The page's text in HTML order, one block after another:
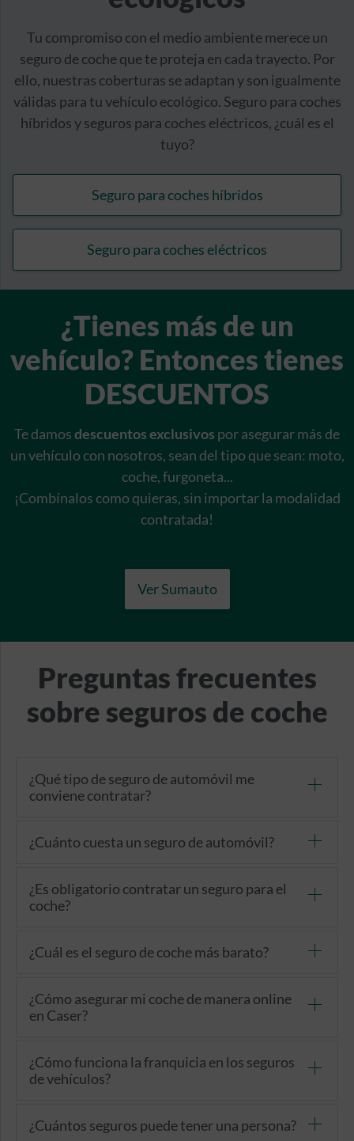
Tu compromiso con el medio ambiente merece un
seguro de coche que te proteja en cada trayecto. Por
ello, nuestras coberturas se adaptan y son igualmente
válidas para tu vehículo ecológico. Seguro para coches
híbridos y seguros para coches eléctricos, ¿cuál es el
tuyo?
Seguro para coches híbridos
Seguro para coches eléctricos
¿Tienes más de un
vehículo? Entonces tienes
DESCUENTOS
Te damosdescuentos exclusivos por asegurar más de
un vehículo con nosotros, sean del tipo que sean: moto,
coche, furgoneta...
¡Combínalos como quieras, sin importar la modalidad
contratada!
Ver Sumauto
Preguntas frecuentes
sobre seguros de coche
¿Qué tipo de seguro de automóvil me
conviene contratar?
¿Cuánto cuesta un seguro de automóvil?
¿Es obligatorio contratar un seguro para el
coche?
¿Cuál es el seguro de coche más barato?
¿Cómo asegurar mi coche de manera online
en Caser?
¿Cómo funciona la franquicia en los seguros
de vehículos?
¿Cuántos seguros puede tener una persona?